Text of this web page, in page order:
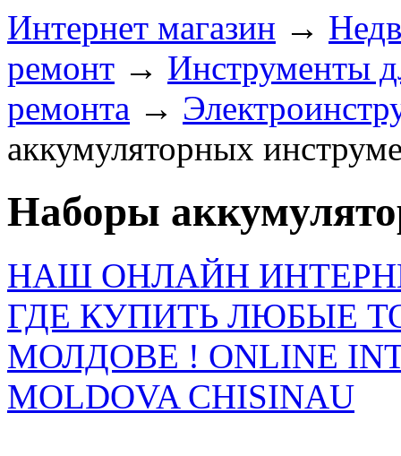
Интернет магазин →
ремонт → Инструменты
ремонта →
аккумуляторных
Наборы
НАШ ОНЛАЙН
ГДЕ КУПИТЬ ЛЮБЫЕ
МОЛДОВЕ ! ONLINE
MOLDOVA CHISINAU